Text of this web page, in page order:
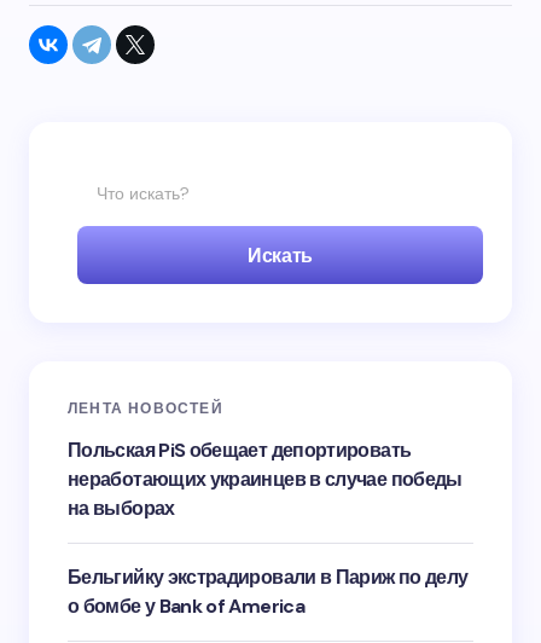
Искать
ЛЕНТА НОВОСТЕЙ
Польская PiS обещает депортировать
неработающих украинцев в случае победы
на выборах
Бельгийку экстрадировали в Париж по делу
о бомбе у Bank of America